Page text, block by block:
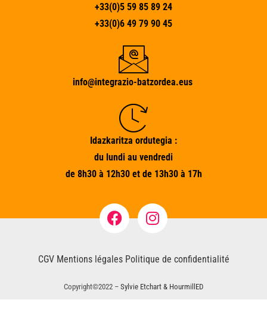
+33(0)5 59 85 89 24
+33(0)6 49 79 90 45
info@integrazio-batzordea.eus
Idazkaritza ordutegia :
du lundi au vendredi
de 8h30 à 12h30 et de 13h30 à 17h
CGV Mentions légales Politique de confidentialité
Copyright©2022 – Sylvie Etchart & HourmillED